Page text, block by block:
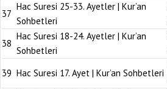
37
Hac Suresi 25-33. Ayetler | Kur’an
Sohbetleri
38
Hac Suresi 18-24. Ayetler | Kur’an
Sohbetleri
39 Hac Suresi 17. Ayet | Kur’an Sohbetleri